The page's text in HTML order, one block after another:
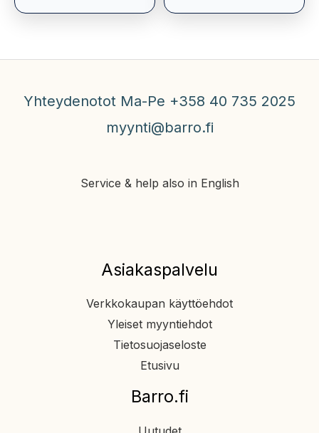
Yhteydenotot Ma-Pe +358 40 735 2025
myynti@barro.fi
Service & help also in English
Asiakaspalvelu
Verkkokaupan käyttöehdot
Yleiset myyntiehdot
Tietosuojaseloste
Etusivu
Barro.fi